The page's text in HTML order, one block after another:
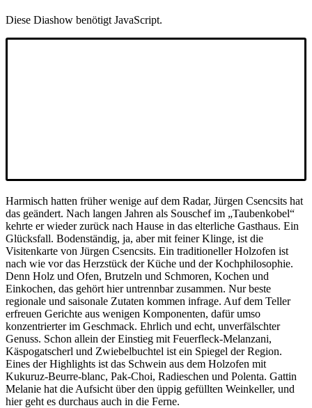
Diese Diashow benötigt JavaScript.
Harmisch hatten früher wenige auf dem Radar, Jürgen Csencsits hat
das geändert. Nach langen Jahren als Souschef im „Taubenkobel“
kehrte er wieder zurück nach Hause in das elterliche Gasthaus. Ein
Glücksfall. Bodenständig, ja, aber mit feiner Klinge, ist die
Visitenkarte von Jürgen Csencsits. Ein traditioneller Holzofen ist
nach wie vor das Herzstück der Küche und der Kochphilosophie.
Denn Holz und Ofen, Brutzeln und Schmoren, Kochen und
Einkochen, das gehört hier untrennbar zusammen. Nur beste
regionale und saisonale Zutaten kommen infrage. Auf dem Teller
erfreuen Gerichte aus wenigen Komponenten, dafür umso
konzentrierter im Geschmack. Ehrlich und echt, unverfälschter
Genuss. Schon allein der Einstieg mit Feuerfleck-Melanzani,
Käspogatscherl und Zwiebelbuchtel ist ein Spiegel der Region.
Eines der Highlights ist das Schwein aus dem Holzofen mit
Kukuruz-Beurre-blanc, Pak-Choi, Radieschen und Polenta. Gattin
Melanie hat die Aufsicht über den üppig gefüllten Weinkeller, und
hier geht es durchaus auch in die Ferne.